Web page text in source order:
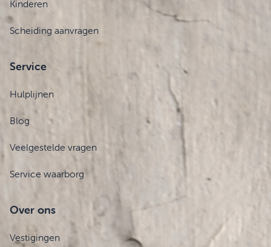
Kinderen
Scheiding aanvragen
Service
Hulplijnen
Blog
Veelgestelde vragen
Service waarborg
Over ons
Vestigingen